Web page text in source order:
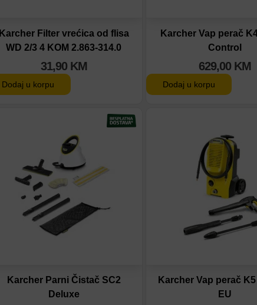
Karcher Filter vrećica od flisa
WD 2/3 4 KOM 2.863-314.0
31,90 KM
Dodaj u korpu
Karcher Vap perač
Control
629,00 KM
Dodaj u korpu
Dodaj u poređenje
Karcher Parni Čistač SC2
Deluxe
Dodaj u poređenje
Karcher Vap perač
EU